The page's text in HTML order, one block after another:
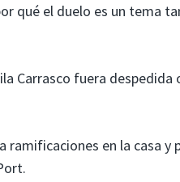
qué el duelo es un tema
Carrasco fuera despedida
en la casa y